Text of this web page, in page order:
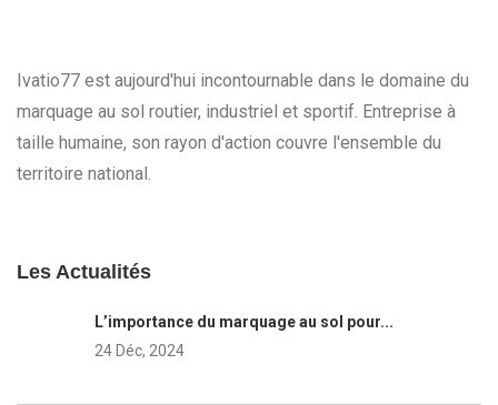
Ivatio77 est aujourd'hui incontournable dans le domaine du
marquage au sol routier, industriel et sportif. Entreprise à
taille humaine, son rayon d'action couvre l'ensemble du
territoire national.
Les Actualités
L’importance du marquage au sol pour...
24 Déc, 2024